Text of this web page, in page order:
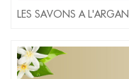
LES SAVONS A L'ARGAN